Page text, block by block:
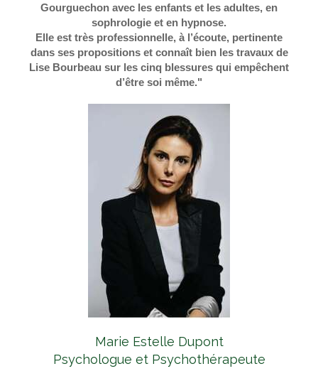
Gourguechon avec les enfants et les adultes, en
sophrologie et en hypnose.
Elle est très professionnelle, à l’écoute, pertinente
dans ses propositions et connaît bien les travaux de
Lise Bourbeau sur les cinq blessures qui empêchent
d’être soi même."
Marie Estelle Dupont
Psychologue et Psychothérapeute